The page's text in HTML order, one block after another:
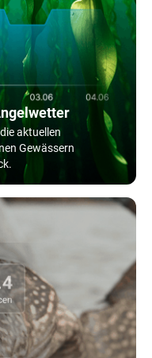
aktuellen
Gewässern